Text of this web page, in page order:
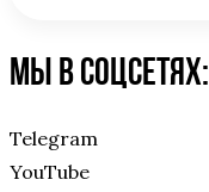
Мы в соцсетях:
Telegram
YouTube